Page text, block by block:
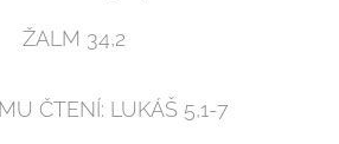
ŽALM 34,2
ČTENÍ: LUKÁŠ 5,1-7